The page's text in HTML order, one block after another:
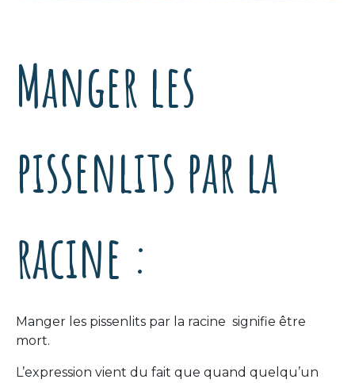
Manger les
pissenlits par la
racine :
Manger les pissenlits par la racine signifie être
mort.
L’expression vient du fait que quand quelqu’un